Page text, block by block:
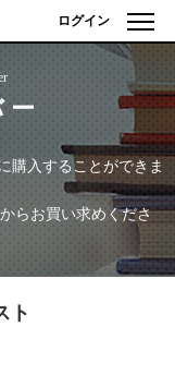
ログイン
購入することができま
らお買い求めくださ
ト